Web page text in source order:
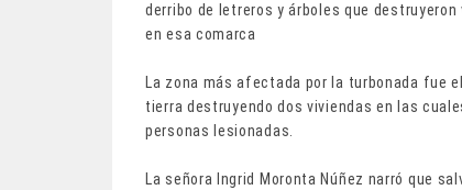
derribo de letreros y árboles que
en esa comarca
La zona más afectada por la turbonada fue
tierra destruyendo dos viviendas en las
personas lesionadas.
La señora Ingrid Moronta Núñez narró que